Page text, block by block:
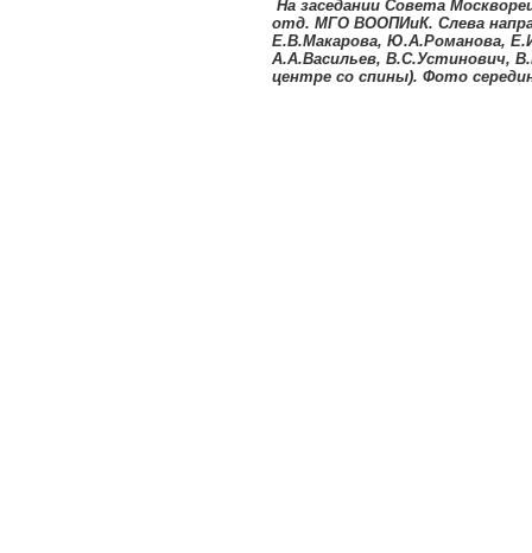
На заседании Совета
отд. МГО ВООПИиК. Слева
Е.В.Макарова, Ю.А.Романова,
А.А.Васильев, В.С.Устинович,
центре со спины). Фото